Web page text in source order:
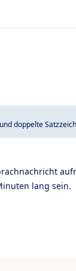
doppelte
lang sein.